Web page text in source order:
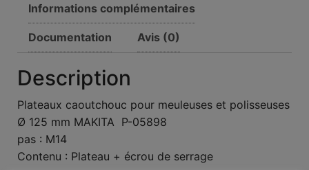
Informations complémentaires
Documentation Avis (0)
Description
Plateaux caoutchouc pour meuleuses et polisseuses
Ø 125 mm MAKITA P-05898
pas : M14
Contenu : Plateau + écrou de serrage